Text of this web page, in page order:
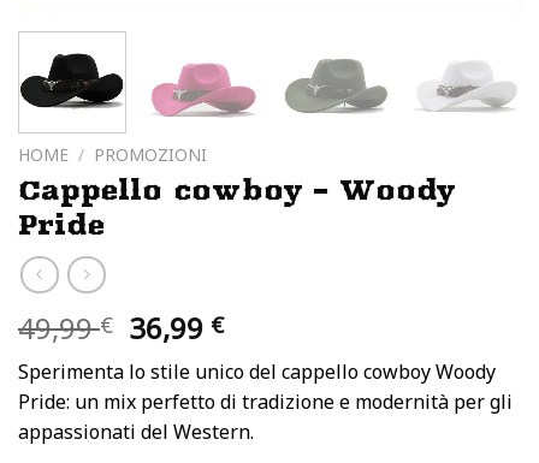
HOME / PROMOZIONI
Cappello cowboy – Woody
Pride
49,99€ Il
prezzo
originale
era:
49,99 €.
36,99 €Il
prezzo
attuale
è:
36,99 €.
Sperimenta lo stile unico del cappello cowboy Woody
Pride: un mix perfetto di tradizione e modernità per gli
appassionati del Western.